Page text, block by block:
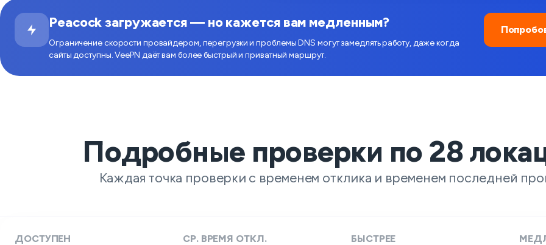
Peacock загружается — но кажется вам медленным?
Ограничение скорости провайдером, перегрузки и проблемы DNS могут замедлять работу, даже когда
сайты доступны. VeePN даёт вам более быстрый и приватный маршрут.
Подробные проверки по28
Каждая точка проверки с временем отклика и временем последней
ДОСТУПЕН СР. ВРЕМЯ ОТКЛ. БЫСТРЕЕ